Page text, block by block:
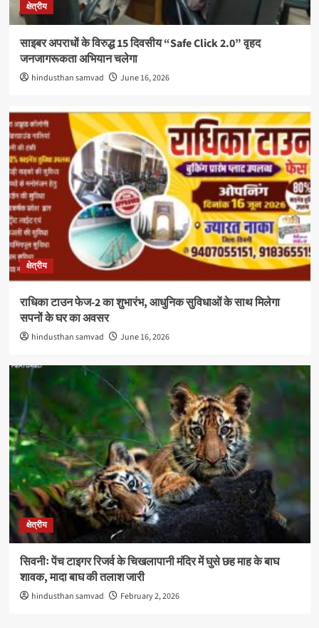
क्षेत्रीय
साइबर अपराधों के विरुद्ध 15 दिवसीय “Safe Click 2.0” वृहद
जनजागरूकता अभियान चलेगा
hindusthan samvad June 16, 2026
क्षेत्रीय
राधिका टाउन फेज-2 का शुभारंभ, आधुनिक सुविधाओं के साथ मिलेगा
सपनों के घर का अवसर
hindusthan samvad June 16, 2026
क्षेत्रीय
सिवनीः पेंच टाइगर रिजर्व के चिखलापानी मंदिर में घुसे छह माह के बाघ
शावक, मादा बाघ की तलाश जारी
hindusthan samvad February 2, 2026